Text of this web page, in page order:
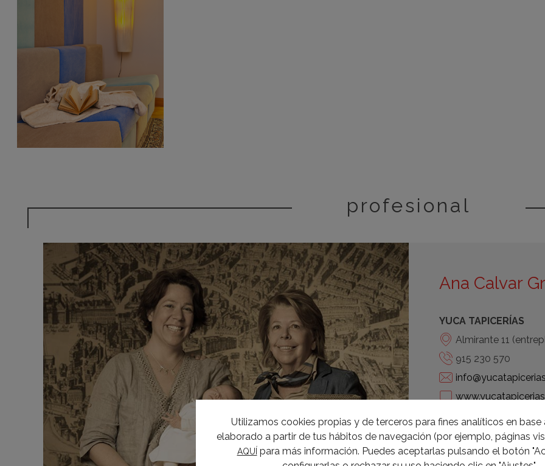
profesional
Ana Calvar
YUCA TAPICERÍAS
Almirante 11
915 230 570
Turín 6, Európolis
916 370 579
Utilizamos cookies propias y de terceros para fines analíticos en base
elaborado a partir de tus hábitos de navegación (por ejemplo, páginas
AQUÍ para más información. Puedes aceptarlas pulsando el botón